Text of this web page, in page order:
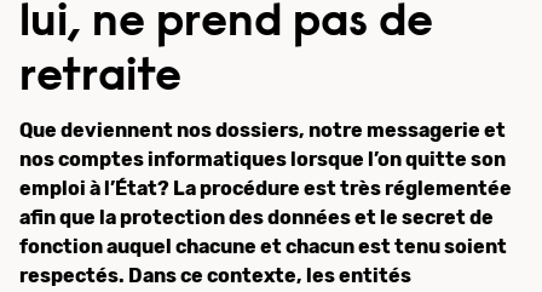
lui, ne prend pas de
retraite
Que deviennent nos dossiers, notre messagerie et
nos comptes informatiques lorsque l’on quitte son
emploi à l’État? La procédure est très réglementée
afin que la protection des données et le secret de
fonction auquel chacune et chacun est tenu soient
respectés. Dans ce contexte, les entités